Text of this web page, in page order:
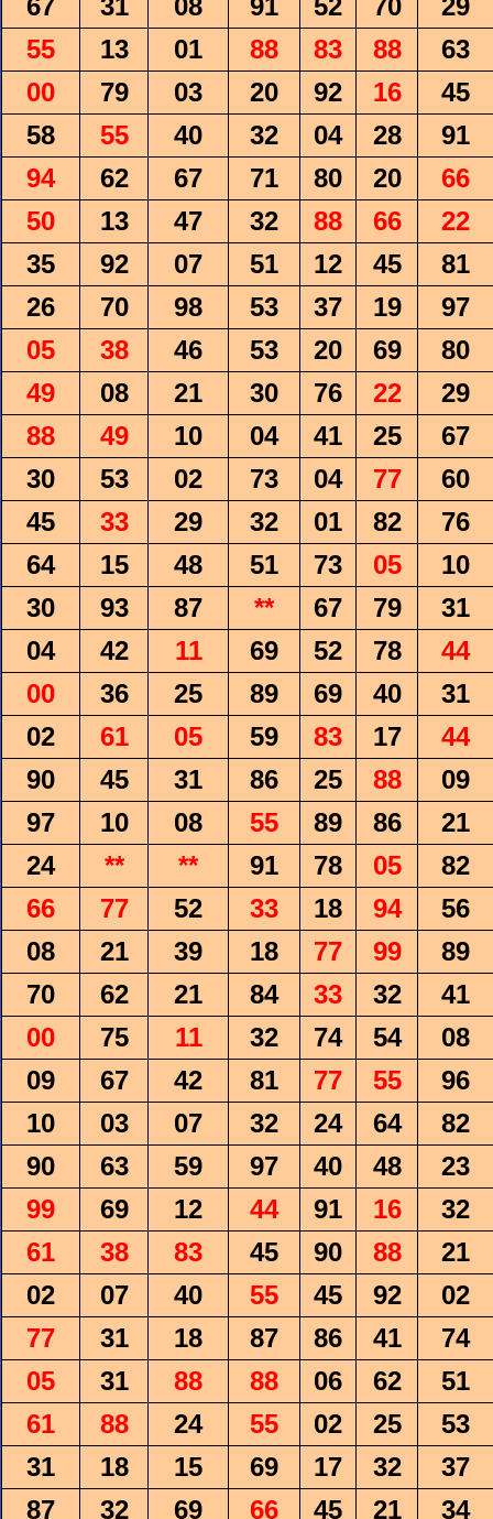
67 31 08 91 52 70
29
55
13 01 88 83 88
63
00
79 03 20 92 16
45
58
55 40 32 04 28
91
94
62 67 71 80 20
66
50
13 47 32 88 66
22
35
92 07 51 12 45
81
26
70 98 53 37 19
97
05
38 46 53 20 69
80
49
08 21 30 76 22
29
88
49 10 04 41 25
67
30
53 02 73 04 77
60
45
33 29 32 01 82
76
64
15 48 51 73 05
10
30
93 87 ** 67 79
31
04
42 11 69 52 78
44
00
36 25 89 69 40
31
02
61 05 59 83 17
44
90
45 31 86 25 88
09
97
10 08 55 89 86
21
24
** ** 91 78 05
82
66
77 52 33 18 94
56
08
21 39 18 77 99
89
70
62 21 84 33 32
41
00
75 11 32 74 54
08
09
67 42 81 77 55
96
10
03 07 32 24 64
82
90
63 59 97 40 48
23
99
69 12 44 91 16
32
61
38 83 45 90 88
21
02
07 40 55 45 92
02
77
31 18 87 86 41
74
05
31 88 88 06 62
51
61
88 24 55 02 25
53
31
18 15 69 17 32
37
87
32 69 66 45 21
34